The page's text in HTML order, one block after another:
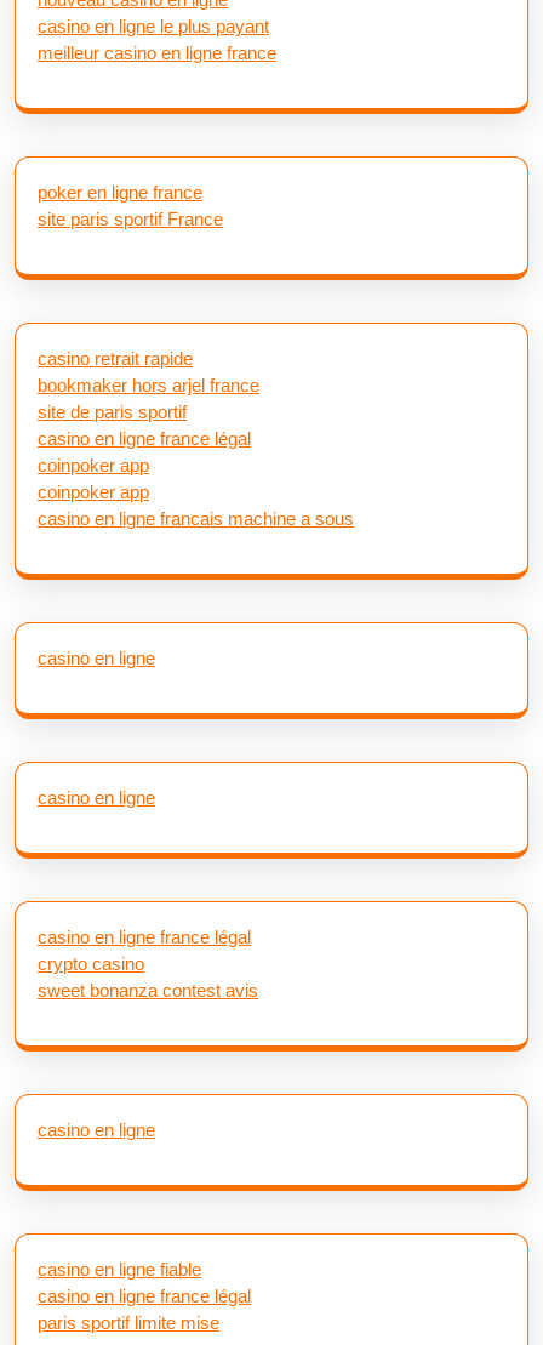
casino en ligne le plus payant
meilleur casino en ligne france
poker en ligne france
site paris sportif France
casino retrait rapide
bookmaker hors arjel france
site de paris sportif
casino en ligne france légal
coinpoker app
coinpoker app
casino en ligne francais machine a sous
casino en ligne
casino en ligne
casino en ligne france légal
crypto casino
sweet bonanza contest avis
casino en ligne
casino en ligne fiable
casino en ligne france légal
paris sportif limite mise